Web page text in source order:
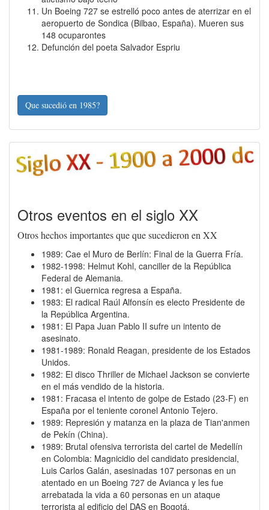
Un Boeing 727 se estrelló poco antes de aterrizar en el
aeropuerto de Sondica (Bilbao, España). Mueren sus
148 ocuparontes
Defunción del poeta Salvador Espriu
Que sucedió en 1985?
Otros eventos en el siglo XX
Otros hechos importantes que que sucedieron en XX
1989: Cae el Muro de Berlín: Final de la Guerra Fría.
1982-1998: Helmut Kohl, canciller de la República
Federal de Alemania.
1981: el Guernica regresa a España.
1983: El radical Raúl Alfonsín es electo Presidente de
la República Argentina.
1981: El Papa Juan Pablo II sufre un intento de
asesinato.
1981-1989: Ronald Reagan, presidente de los Estados
Unidos.
1982: El disco Thriller de Michael Jackson se convierte
en el más vendido de la historia.
1981: Fracasa el intento de golpe de Estado (23-F) en
España por el teniente coronel Antonio Tejero.
1989: Represión y matanza en la plaza de Tian'anmen
de Pekín (China).
1989: Brutal ofensiva terrorista del cartel de Medellín
en Colombia: Magnicidio del candidato presidencial,
Luis Carlos Galán, asesinadas 107 personas en un
atentado en un Boeing 727 de Avianca y les fue
arrebatada la vida a 60 personas en un ataque
terrorista al edificio del DAS en Bogotá.